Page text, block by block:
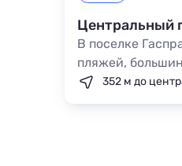
Центральный
В поселке
пляжей,
участков
Недалеко от
352 м до